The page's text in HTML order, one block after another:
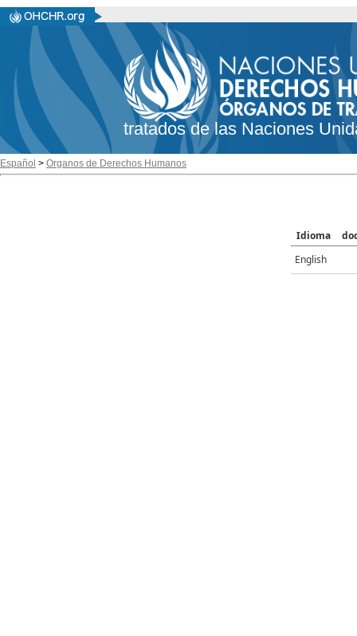
tratados de las Naciones
Español > Organos de Derechos Humanos
Idioma
English